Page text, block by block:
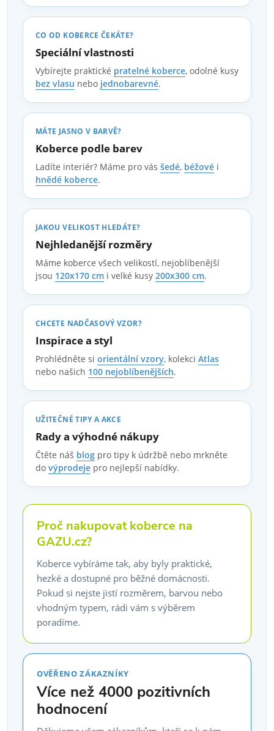
CO OD KOBERCE ČEKÁTE?
Speciální vlastnosti
Vybírejte praktické pratelné koberce, odolné kusy
bez vlasu nebo jednobarevné.
MÁTE JASNO V BARVĚ?
Koberce podle barev
Ladíte interiér? Máme pro vás šedé, béžové i
hnědé koberce.
JAKOU VELIKOST HLEDÁTE?
Nejhledanější rozměry
Máme koberce všech velikostí, nejoblíbenější
jsou 120x170 cm i velké kusy 200x300 cm.
CHCETE NADČASOVÝ VZOR?
Inspirace a styl
Prohlédněte si orientální vzory, kolekci Atlas
nebo našich 100 nejoblíbenějších.
UŽITEČNÉ TIPY A AKCE
Rady a výhodné nákupy
Čtěte náš blog pro tipy k údržbě nebo mrkněte
do výprodeje pro nejlepší nabídky.
Proč nakupovat koberce na
GAZU.cz?
Koberce vybíráme tak, aby byly praktické,
hezké a dostupné pro běžné domácnosti.
Pokud si nejste jistí rozměrem, barvou nebo
vhodným typem, rádi vám s výběrem
poradíme.
OVĚŘENO ZÁKAZNÍKY
Více než 4000 pozitivních
hodnocení